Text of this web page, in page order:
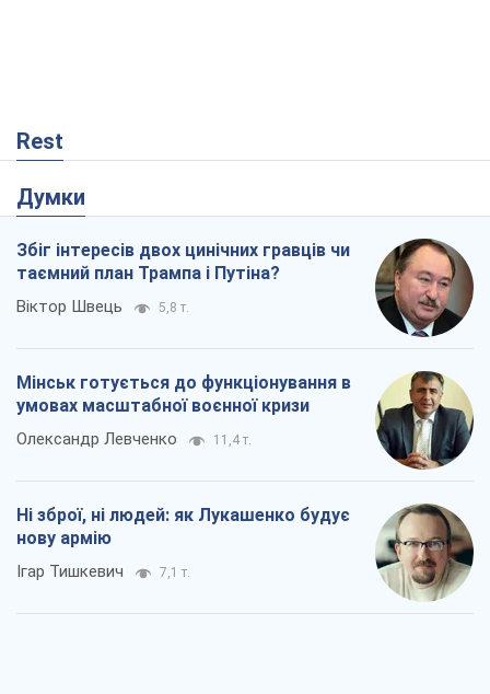
Rest
Думки
Збіг інтересів двох цинічних гравців чи
таємний план Трампа і Путіна?
Віктор Швець 5,8 т.
Мінськ готується до функціонування в
умовах масштабної воєнної кризи
Олександр Левченко 11,4 т.
Ні зброї, ні людей: як Лукашенко будує
нову армію
Ігар Тишкевич 7,1 т.